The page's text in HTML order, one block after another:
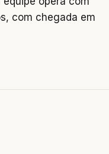
com chegada em